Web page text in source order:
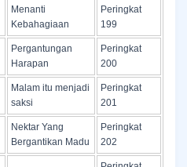
Menanti
Kebahagiaan
Peringkat
199
Pergantungan
Harapan
Peringkat
200
Malam itu menjadi
saksi
Peringkat
201
Nektar Yang
Bergantikan Madu
Peringkat
202